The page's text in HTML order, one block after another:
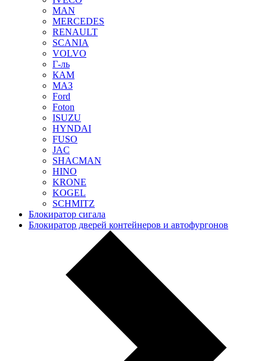
MAN
MERCEDES
RENAULT
SCANIA
VOLVO
Г-ль
КАМ
МАЗ
Ford
Foton
ISUZU
HYNDAI
FUSO
JAC
SHACMAN
HINO
KRONE
KOGEL
SCHMITZ
Блокиратор сигала
Блокиратор дверей контейнеров и автофургонов